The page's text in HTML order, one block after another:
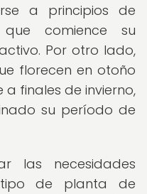
a principios de
comience su
Por otro lado,
florecen en otoño
finales de invierno,
su período de
las necesidades
de planta de